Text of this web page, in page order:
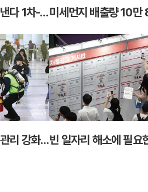
의료전달체계 개편 속도 낸다 1차-2차-상급종합 병원 역할 강화
주최 불분명한 행사 안전관리 강화 인파 밀집위험 예측 시스템도 가동